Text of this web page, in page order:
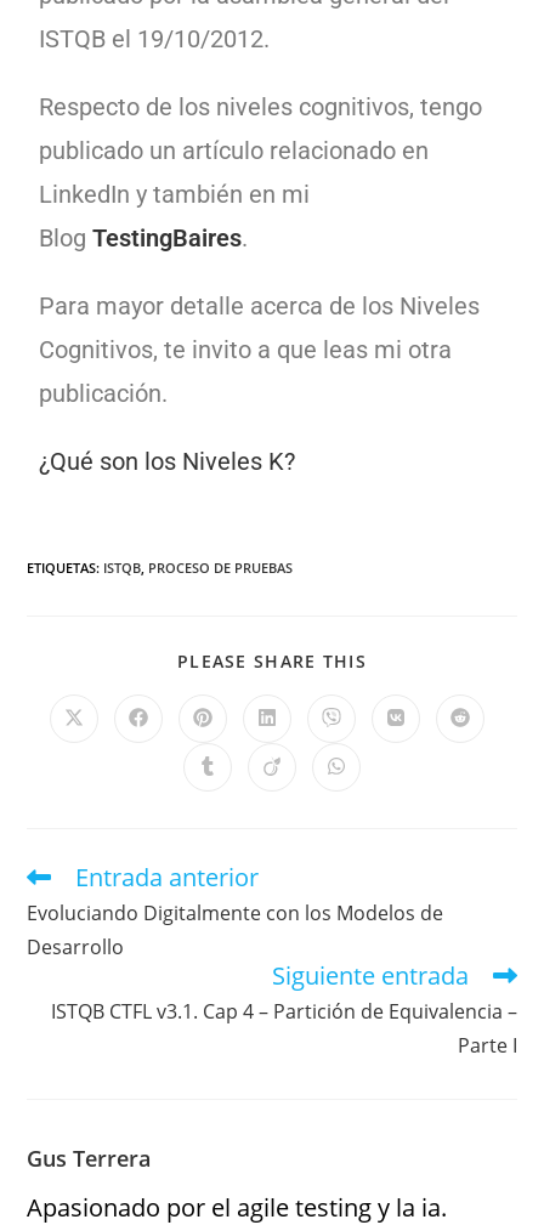
ISTQB el 19/10/2012.
Respecto de los niveles cognitivos, tengo
publicado un artículo relacionado en
LinkedIn y también en mi
BlogTestingBaires.
Para mayor detalle acerca de los Niveles
Cognitivos, te invito a que leas mi otra
publicación.
¿Qué son los Niveles K?
ETIQUETAS: ISTQB, PROCESO DE PRUEBAS
PLEASE SHARE THIS
Entrada anterior
Evoluciando Digitalmente con los Modelos de
Desarrollo
Siguiente entrada
ISTQB CTFL v3.1. Cap 4 – Partición de Equivalencia –
Parte I
Gus Terrera
Apasionado por el agile testing y la ia.